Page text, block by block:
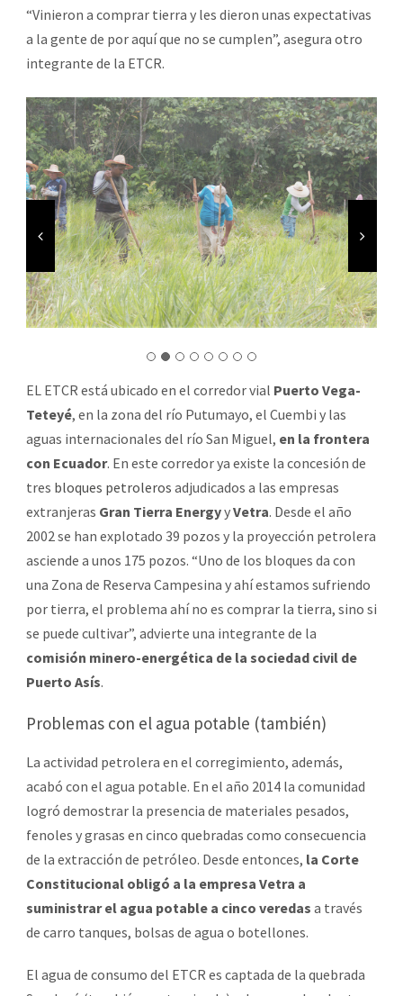
“Vinieron a comprar tierra y les dieron unas expectativas
a la gente de por aquí que no se cumplen”, asegura otro
integrante de la ETCR.
EL ETCR está ubicado en el corredor vial Puerto Vega-
Teteyé, en la zona del río Putumayo, el Cuembi y las
aguas internacionales del río San Miguel, en la frontera
con Ecuador. En este corredor ya existe la concesión de
tres bloques petroleros adjudicados a las empresas
extranjeras Gran Tierra EnergyyVetra. Desde el año
2002 se han explotado 39 pozos y la proyección petrolera
asciende a unos 175 pozos. “Uno de los bloques da con
una Zona de Reserva Campesina y ahí estamos sufriendo
por tierra, el problema ahí no es comprar la tierra, sino si
se puede cultivar”, advierte una integrante de la
comisión minero-energética de la sociedad civil de
Puerto Asís.
Problemas con el agua potable (también)
La actividad petrolera en el corregimiento, además,
acabó con el agua potable. En el año 2014 la comunidad
logró demostrar la presencia de materiales pesados,
fenoles y grasas en cinco quebradas como consecuencia
de la extracción de petróleo. Desde entonces, la Corte
Constitucional obligó a la empresa Vetra a
suministrar el agua potable a cinco veredas a través
de carro tanques, bolsas de agua o botellones.
El agua de consumo del ETCR es captada de la quebrada